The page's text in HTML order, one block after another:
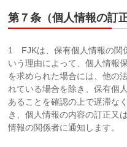
第７条（個人情報の訂
1 FJKは、保有個人情報の関
いう理由によって、個人情報
を求められた場合には、他の
れている場合を除き、保有個
あることを確認の上で遅滞な
き、個人情報の内容の訂正又
情報の関係者に通知します。